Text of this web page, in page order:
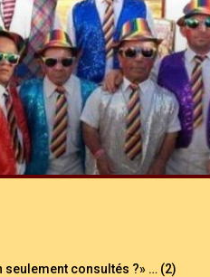
seulement consultés ?» … (2)